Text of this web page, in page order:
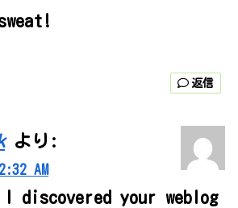
返信
より:
AM
discovered your weblog